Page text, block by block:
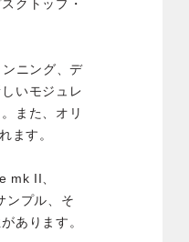
クトップ・
ニング、デ
いモジュレ
また、オリ
ます。
mk II、
ンプル、そ
あります。